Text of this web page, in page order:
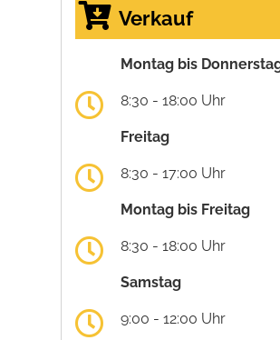
Verkauf
Montag bis
8:30 - 18:00 Uhr
Freitag
8:30 - 17:00 Uhr
Montag bis Freitag
8:30 - 18:00 Uhr
Samstag
9:00 - 12:00 Uhr